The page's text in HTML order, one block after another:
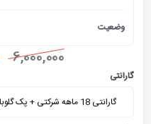
وضعیت
6,000,000
گارانتی